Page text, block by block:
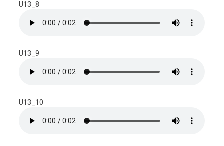
U13_8
U13_9
U13_10